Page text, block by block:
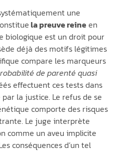
une
la preuve reineen
biologique est un droit pour
déjà des motifs légitimes
compare les marqueurs
de parenté quasi
effectuent ces tests dans
la justice. Le refus de se
comporte des risques
Le juge interprète
comme un aveu implicite
conséquences d’un tel